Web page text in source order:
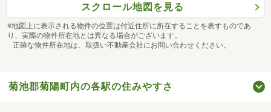
スクロール地図を見る
※地図上に表示される物件の位置は付近住所に所在することを表すものであ
り、実際の物件所在地とは異なる場合がございます。
正確な物件所在地は、取扱い不動産会社にお問い合わせください。
菊池郡菊陽町内の各駅の住みやすさ